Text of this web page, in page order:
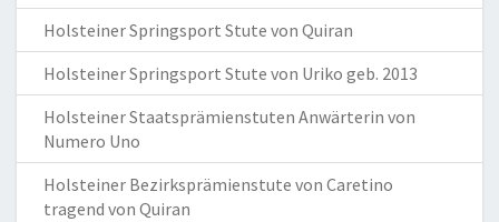
Holsteiner Springsport Stute von Quiran
Holsteiner Springsport Stute von Uriko geb. 2013
Holsteiner Staatsprämienstuten Anwärterin von
Numero Uno
Holsteiner Bezirksprämienstute von Caretino
tragend von Quiran